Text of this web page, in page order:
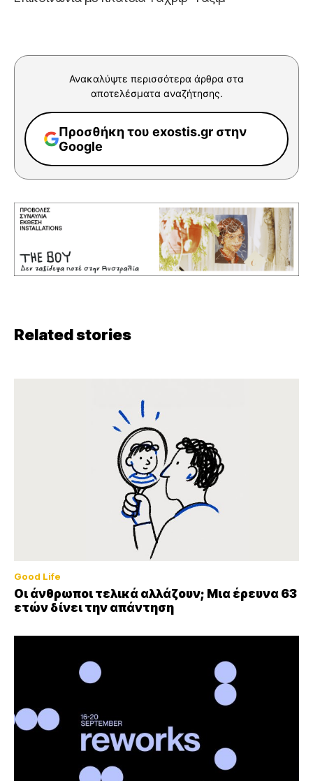
Ανακαλύψτε περισσότερα άρθρα στα
αποτελέσματα αναζήτησης.
Προσθήκη του exostis.gr στην
Google
Related stories
Good Life
Οι άνθρωποι τελικά αλλάζουν; Μια έρευνα 63
ετών δίνει την απάντηση